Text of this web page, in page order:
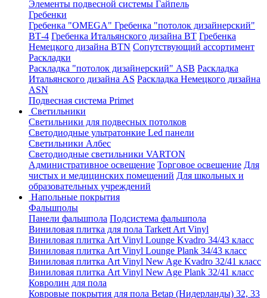
Элементы подвесной системы Гайпель
Гребенки
Гребенка "OMEGA" Гребенка "потолок дизайнерский"
ВТ-4 Гребенка Итальянского дизайна BT Гребенка
Немецкого дизайна ВТN Сопутствующий ассортимент
Раскладки
Раскладка "потолок дизайнерский" ASB Раскладка
Итальянского дизайна AS Раскладка Немецкого дизайна
АSN
Подвесная система Primet
Светильники
Светильники для подвесных потолков
Светодиодные ультратонкие Led панели
Светильники Албес
Светодиодные светильники VARTON
Административное освещение Торговое освещение Для
чистых и медицинских помещений Для школьных и
образовательных учреждений
Напольные покрытия
Фальшполы
Панели фальшпола Подсистема фальшпола
Виниловая плитка для пола Tarkett Art Vinyl
Виниловая плитка Art Vinyl Lounge Kvadro 34/43 класс
Виниловая плитка Art Vinyl Lounge Plank 34/43 класс
Виниловая плитка Art Vinyl New Age Kvadro 32/41 класс
Виниловая плитка Art Vinyl New Age Plank 32/41 класс
Ковролин для пола
Ковровые покрытия для пола Betap (Нидерланды) 32, 33